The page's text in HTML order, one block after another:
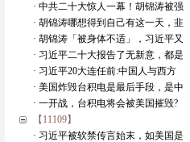
· 中共二十大惊人一幕！胡锦涛被强
· 胡锦涛哪想得到自己有这一天，韭
· 胡锦涛「被身体不适」，习近平又
· 习近平二十大报告了无新意，都是
· 习近平20大连任前:中国人与西方
· 美国炸毁台积电是最后手段，是中
· 一开战，台积电将会被美国摧毁?
【11109】
· 习近平被软禁传言始末，如美国是